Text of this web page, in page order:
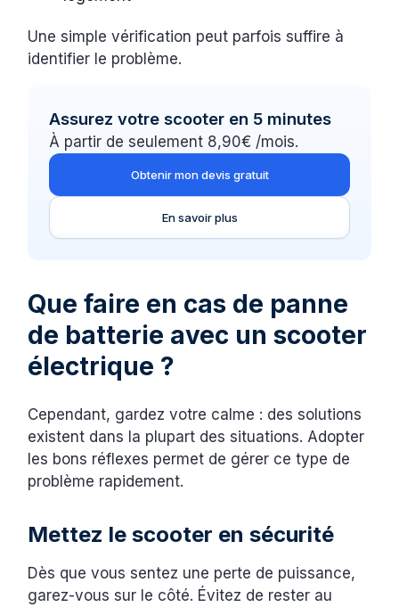
Une simple vérification peut parfois suffire à
identifier le problème.
Assurez votre scooter en 5 minutes
À partir de seulement 8,90€ /mois.
Obtenir mon devis gratuit
En savoir plus
Que faire en cas de panne
de batterie avec un scooter
électrique ?
Cependant, gardez votre calme : des solutions
existent dans la plupart des situations. Adopter
les bons réflexes permet de gérer ce type de
problème rapidement.
Mettez le scooter en sécurité
Dès que vous sentez une perte de puissance,
garez-vous sur le côté. Évitez de rester au